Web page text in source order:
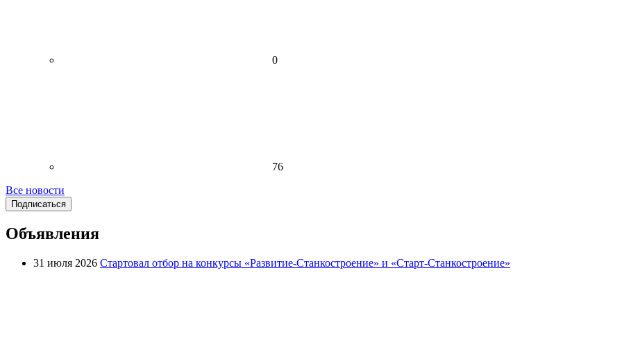
0
76
Все новости
Подписаться
Объявления
31 июля 2026 Стартовал отбор на конкурсы «Развитие-Станкостроение» и «Старт-Станкостроение»